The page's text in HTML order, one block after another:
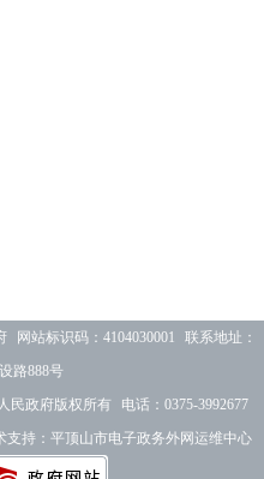
网站标识码：4104030001 联系地址：
路888号
民政府版权所有 电话：0375-3992677
支持：平顶山市电子政务外网运维中心